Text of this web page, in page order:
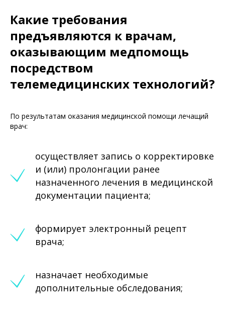
Какие требования
предъявляются к врачам,
оказывающим медпомощь
посредством
телемедицинских технологий?
По результатам оказания медицинской помощи лечащий
врач:
осуществляет запись о корректировке
и (или) пролонгации ранее
назначенного лечения в медицинской
документации пациента;
формирует электронный рецепт
врача;
назначает необходимые
дополнительные обследования;